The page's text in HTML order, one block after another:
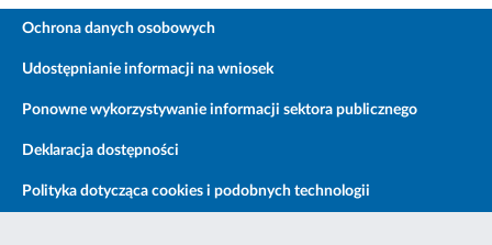
Ochrona danych osobowych
Udostępnianie informacji na wniosek
Ponowne wykorzystywanie informacji sektora publicznego
Deklaracja dostępności
Polityka dotycząca cookies i podobnych technologii